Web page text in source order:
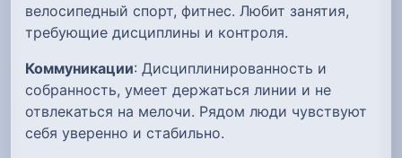
велосипедный спорт, фитнес. Любит занятия,
требующие дисциплины и контроля.
Коммуникации: Дисциплинированность и
собранность, умеет держаться линии и не
отвлекаться на мелочи. Рядом люди чувствуют
себя уверенно и стабильно.